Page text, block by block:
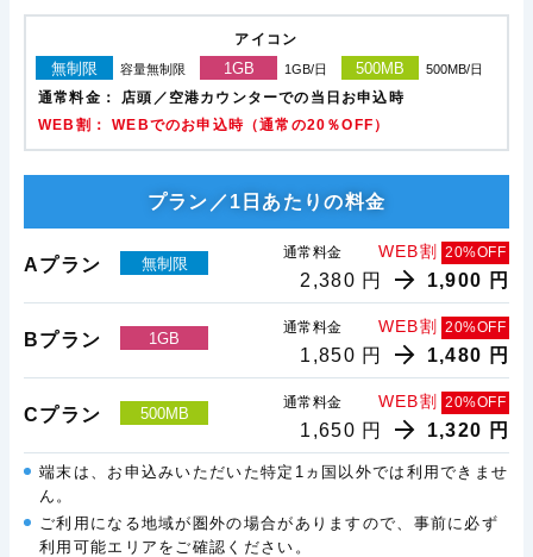
アイコン
無制限 容量無制限 1GB 1GB/日 500MB 500MB/日
通常料金：
店頭／空港カウンターでの当日お申込時
WEB割： WEBでのお申込時（通常の20％OFF）
プラン／1日あたりの料金
Aプラン 無制限
通常料金 WEB割 20%OFF
2,380 円 1,900 円
Bプラン 1GB
通常料金 WEB割 20%OFF
1,850 円 1,480 円
Cプラン 500MB
通常料金 WEB割 20%OFF
1,650 円 1,320 円
端末は、お申込みいただいた特定1ヵ国以外では利用できませ
ん。
ご利用になる地域が圏外の場合がありますので、事前に必ず
利用可能エリアをご確認ください。